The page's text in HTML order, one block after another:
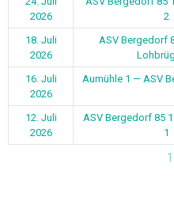
2026
2
18. Juli
2026
ASV Bergedorf
16. Juli
2026
Aumühle 1 — ASV
12. Juli
2026
ASV Bergedorf 85
1
1